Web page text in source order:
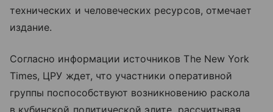
технических и человеческих ресурсов, отмечает
издание.
Согласно информации источников The New York
Times, ЦРУ ждет, что участники оперативной
группы поспособствуют возникновению раскола
в кубинской политической элите, рассчитывая